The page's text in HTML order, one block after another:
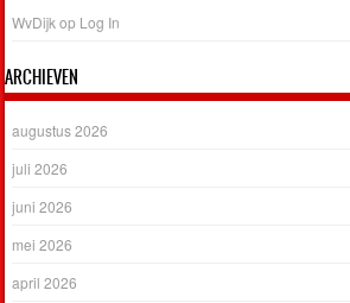
WvDijk op Log In
ARCHIEVEN
augustus 2026
juli 2026
juni 2026
mei 2026
april 2026